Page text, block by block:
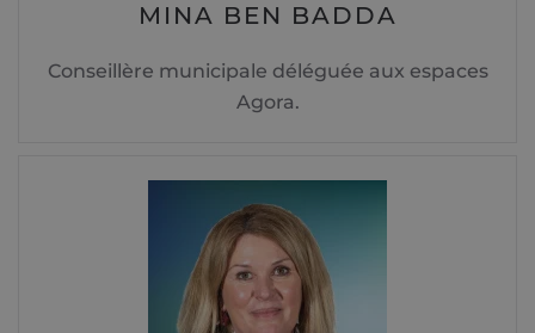
MINA BEN BADDA
Conseillère municipale déléguée aux espaces
Agora.